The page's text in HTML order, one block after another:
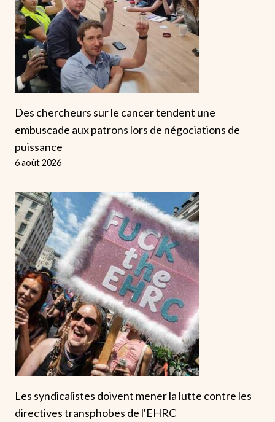
Des chercheurs sur le cancer tendent une
embuscade aux patrons lors de négociations de
puissance
6 août 2026
Les syndicalistes doivent mener la lutte contre les
directives transphobes de l'EHRC